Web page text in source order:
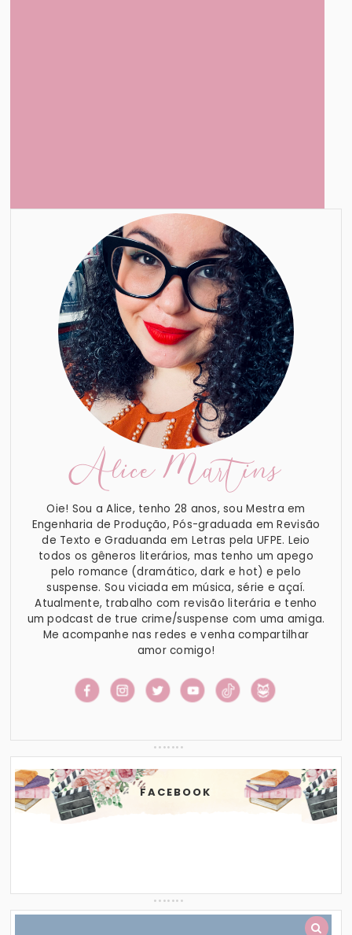
Alice Martins
Oie! Sou a Alice, tenho 28 anos, sou Mestra em
Engenharia de Produção, Pós-graduada em Revisão
de Texto e Graduanda em Letras pela UFPE. Leio
todos os gêneros literários, mas tenho um apego
pelo romance (dramático, dark e hot) e pelo
suspense. Sou viciada em música, série e açaí.
Atualmente, trabalho com revisão literária e tenho
um podcast de true crime/suspense com uma amiga.
Me acompanhe nas redes e venha compartilhar
amor comigo!
FACEBOOK